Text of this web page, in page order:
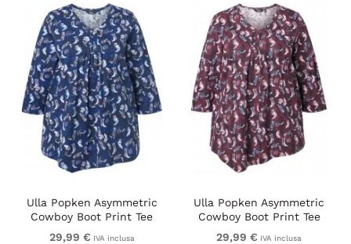
Ulla Popken Asymmetric
Cowboy Boot Print Tee
Dark Blue
29,99 € IVA inclusa
Ulla Popken Asymmetric
Cowboy Boot Print Tee
Dark Ruby
29,99 € IVA inclusa